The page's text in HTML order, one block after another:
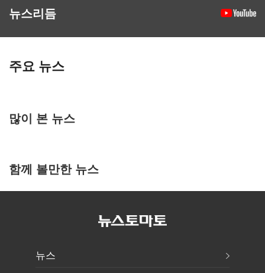
뉴스리듬
주요 뉴스
많이 본 뉴스
함께 볼만한 뉴스
뉴스